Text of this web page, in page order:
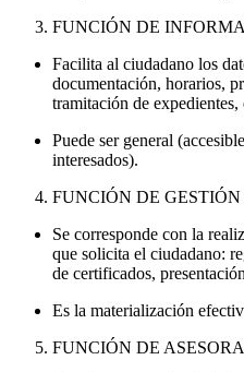
FUNCIÓN DE
Facilita al ciudadano los
documentación, horarios,
tramitación de expedientes,
Puede ser general
interesados).
FUNCIÓN DE GESTIÓN
Se corresponde con la
que solicita el ciudadano:
de certificados,
Es la materialización
FUNCIÓN DE